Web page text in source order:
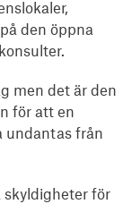
den öppna
men det är den
för att en
undantas från
skyldigheter för